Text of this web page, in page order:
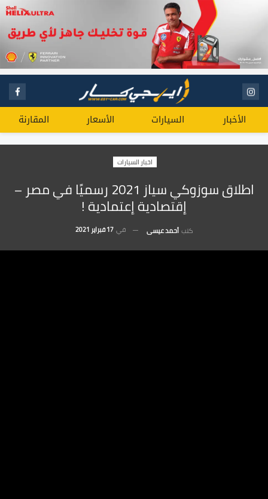
الأخبار السيارات الأسعار المقارنة
اخبار السيارات
اطلاق سوزوكي سياز 2021 رسميًا في مصر –
إقتصادية إعتمادية !
كتب أحمد عيسى في 17 فبراير 2021